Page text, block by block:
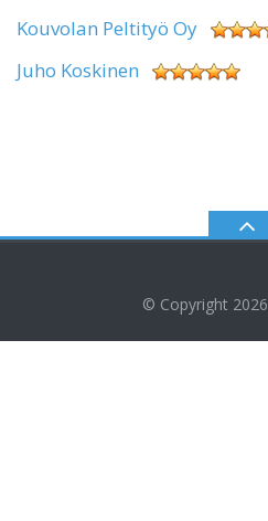
Kouvolan Peltityö Oy
Juho Koskinen
© Copyright 2026